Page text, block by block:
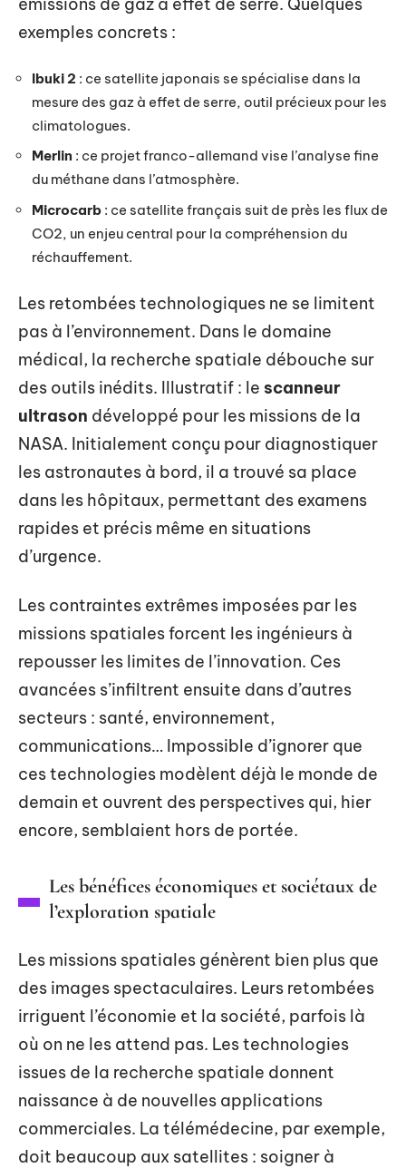
exemples concrets :
Ibuki 2 : ce satellite japonais se spécialise dans la
mesure des gaz à effet de serre, outil précieux pour les
climatologues.
Merlin : ce projet franco-allemand vise l’analyse fine
du méthane dans l’atmosphère.
Microcarb : ce satellite français suit de près les flux de
CO2, un enjeu central pour la compréhension du
réchauffement.
Les retombées technologiques ne se limitent
pas à l’environnement. Dans le domaine
médical, la recherche spatiale débouche sur
des outils inédits. Illustratif : le scanneur
ultrason développé pour les missions de la
NASA. Initialement conçu pour diagnostiquer
les astronautes à bord, il a trouvé sa place
dans les hôpitaux, permettant des examens
rapides et précis même en situations
d’urgence.
Les contraintes extrêmes imposées par les
missions spatiales forcent les ingénieurs à
repousser les limites de l’innovation. Ces
avancées s’infiltrent ensuite dans d’autres
secteurs : santé, environnement,
communications… Impossible d’ignorer que
ces technologies modèlent déjà le monde de
demain et ouvrent des perspectives qui, hier
encore, semblaient hors de portée.
Les bénéfices économiques et sociétaux de
l’exploration spatiale
Les missions spatiales génèrent bien plus que
des images spectaculaires. Leurs retombées
irriguent l’économie et la société, parfois là
où on ne les attend pas. Les technologies
issues de la recherche spatiale donnent
naissance à de nouvelles applications
commerciales. La télémédecine, par exemple,
doit beaucoup aux satellites : soigner à